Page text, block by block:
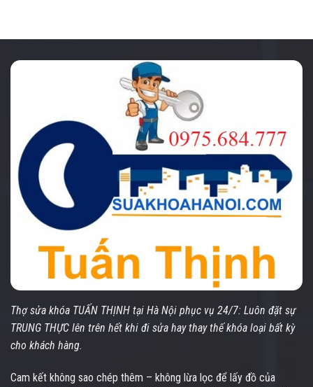
Thợ sửa khóa TUẤN THỊNH tại Hà Nội phục vụ 24/7: Luôn đặt sự
TRUNG THỰC lên trên hết khi đi sửa hay thay thế khóa loại bất kỳ
cho khách hàng.
Cam kết không sao chép thêm – không lừa lọc để lấy đồ của